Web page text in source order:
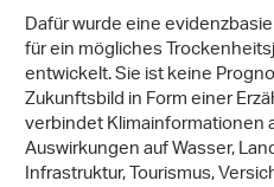
Dafür wurde eine
für ein mögliches
entwickelt. Sie ist keine
Zukunftsbild in Form einer
verbindet Klimainformationen
Auswirkungen auf Wasser,
Infrastruktur, Tourismus,